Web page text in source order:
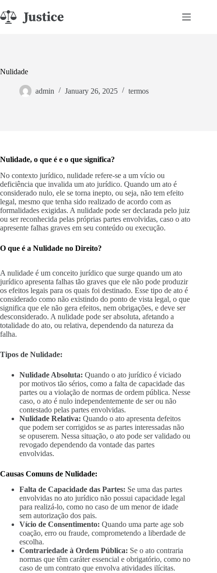
to
content
Nulidade
admin January 26, 2025 termos
Nulidade, o que é e o que significa?
No contexto jurídico, nulidade refere-se a um vício ou
deficiência que invalida um ato jurídico. Quando um ato é
considerado nulo, ele se torna inepto, ou seja, não tem efeito
legal, mesmo que tenha sido realizado de acordo com as
formalidades exigidas. A nulidade pode ser declarada pelo juiz
ou ser reconhecida pelas próprias partes envolvidas, caso o ato
apresente falhas graves em seu conteúdo ou execução.
O que é a Nulidade no Direito?
A nulidade é um conceito jurídico que surge quando um ato
jurídico apresenta falhas tão graves que ele não pode produzir
os efeitos legais para os quais foi destinado. Esse tipo de ato é
considerado como não existindo do ponto de vista legal, o que
significa que ele não gera efeitos, nem obrigações, e deve ser
desconsiderado. A nulidade pode ser absoluta, afetando a
totalidade do ato, ou relativa, dependendo da natureza da
falha.
Tipos de Nulidade:
Nulidade Absoluta: Quando o ato jurídico é viciado
por motivos tão sérios, como a falta de capacidade das
partes ou a violação de normas de ordem pública. Nesse
caso, o ato é nulo independentemente de ser ou não
contestado pelas partes envolvidas.
Nulidade Relativa: Quando o ato apresenta defeitos
que podem ser corrigidos se as partes interessadas não
se opuserem. Nessa situação, o ato pode ser validado ou
revogado dependendo da vontade das partes
envolvidas.
Causas Comuns de Nulidade:
Falta de Capacidade das Partes: Se uma das partes
envolvidas no ato jurídico não possui capacidade legal
para realizá-lo, como no caso de um menor de idade
sem autorização dos pais.
Vício de Consentimento: Quando uma parte age sob
coação, erro ou fraude, comprometendo a liberdade de
escolha.
Contrariedade à Ordem Pública: Se o ato contraria
normas que têm caráter essencial e obrigatório, como no
caso de um contrato que envolva atividades ilícitas.